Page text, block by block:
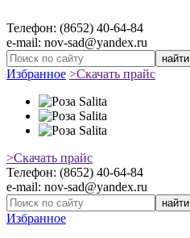
Телефон: (8652) 40-64-84
e-mail: nov-sad@yandex.ru
найти
Избранное >Скачать прайс
>Скачать прайс
Телефон: (8652) 40-64-84
e-mail: nov-sad@yandex.ru
найти
Избранное